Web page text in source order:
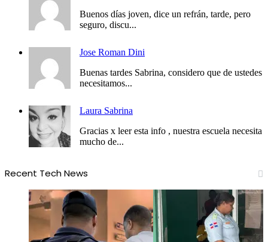
Buenos días joven, dice un refrán, tarde, pero
seguro, discu...
Jose Roman Dini
Buenas tardes Sabrina, considero que de ustedes
necesitamos...
Laura Sabrina
Gracias x leer esta info , nuestra escuela necesita
mucho de...
Recent Tech News